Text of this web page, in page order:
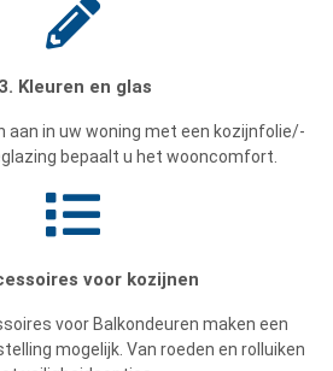
3. Kleuren en glas
aan in uw woning met een kozijnfolie/-
bepaalt u het wooncomfort.
voor kozijnen
voor Balkondeuren maken een
mogelijk. Van roeden en rolluiken